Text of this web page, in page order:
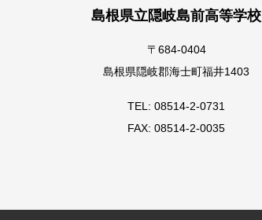
島根県立隠岐島前高等学校
〒684-0404
島根県隠岐郡海士町福井1403
TEL: 08514-2-0731
FAX: 08514-2-0035